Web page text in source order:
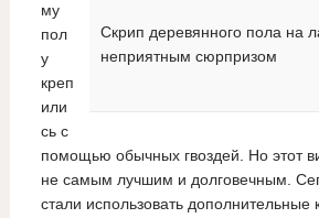
Скрип деревянного пола на
неприятным сюрпризом
му
пол
у
креп
или
сь с
помощью обычных гвоздей. Но этот
не самым лучшим и долговечным.
стали использовать дополнительные